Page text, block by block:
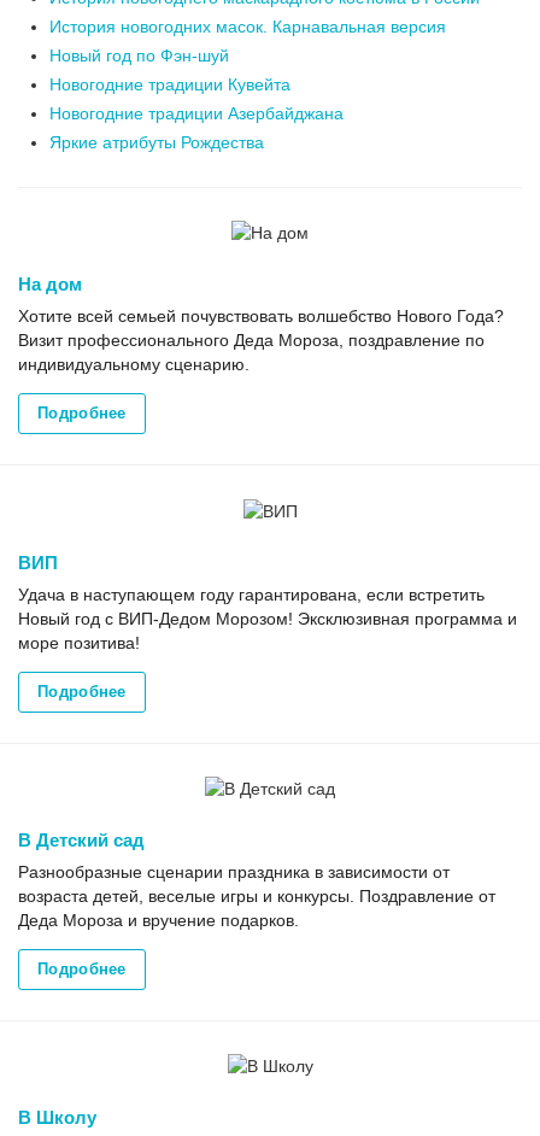
История новогодних масок. Карнавальная версия
Новый год по Фэн-шуй
Новогодние традиции Кувейта
Новогодние традиции Азербайджана
Яркие атрибуты Рождества
На дом
Хотите всей семьей почувствовать волшебство Нового Года?
Визит профессионального Деда Мороза, поздравление по
индивидуальному сценарию.
Подробнее
ВИП
Удача в наступающем году гарантирована, если встретить
Новый год с ВИП-Дедом Морозом! Эксклюзивная программа и
море позитива!
Подробнее
В Детский сад
Разнообразные сценарии праздника в зависимости от
возраста детей, веселые игры и конкурсы. Поздравление от
Деда Мороза и вручение подарков.
Подробнее
В Школу